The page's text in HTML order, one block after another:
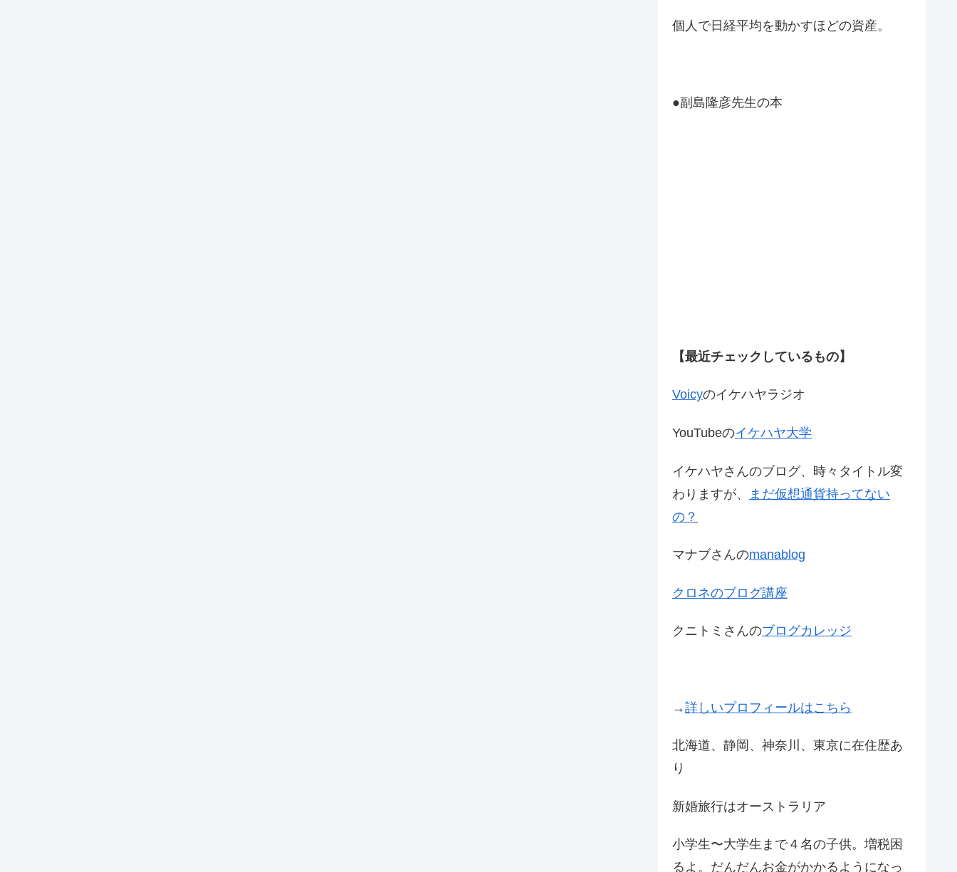
個人で日経平均を動かすほどの資産。
●副島隆彦先生の本
【最近チェックしているもの】
Voicyのイケハヤラジオ
YouTubeのイケハヤ大学
イケハヤさんのブログ、時々タイトル変
わりますが、
まだ仮想通貨持ってない
の？
マナブさんのmanablog
クロネのブログ講座
クニトミさんのブログカレッジ
→詳しいプロフィールはこちら
北海道、静岡、神奈川、東京に在住歴あ
り
新婚旅行はオーストラリア
小学生〜大学生まで４名の子供。増税困
るよ。だんだんお金がかかるようになっ